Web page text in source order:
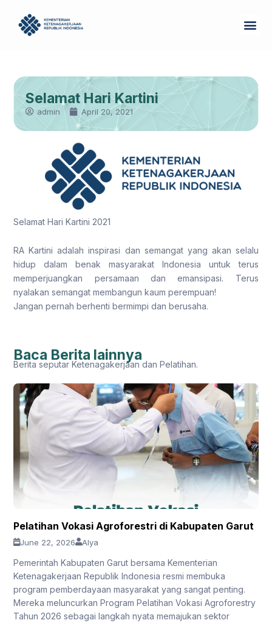
content
Selamat Hari Kartini
admin April 20, 2021
Selamat Hari Kartini 2021
RA Kartini adalah inspirasi dan semangat yang akan selalu
hidup dalam benak masyarakat Indonesia untuk terus
memperjuangkan persamaan dan emansipasi. Terus
nyalakan semangat membangun kaum perempuan!
Jangan pernah berhenti bermimpi dan berusaha.
Baca Berita lainnya
Berita seputar Ketenagakerjaan dan Pelatihan.
Pelatihan Vokasi Agroforestri di Kabupaten Garut
June 22, 2026 Alya
Pemerintah Kabupaten Garut bersama Kementerian
Ketenagakerjaan Republik Indonesia resmi membuka
program pemberdayaan masyarakat yang sangat penting.
Mereka meluncurkan Program Pelatihan Vokasi Agroforestry
Tahun 2026 sebagai langkah nyata memajukan sektor